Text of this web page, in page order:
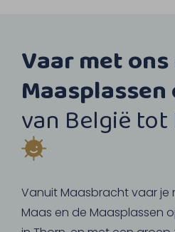
Vaar met
Maasplassen
van België
Vanuit Maasbracht vaar je
Maas en de Maasplassen